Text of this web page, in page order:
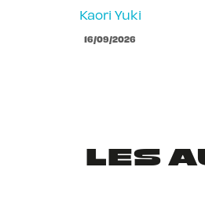
Kaori Yuki
16/09/2026
LES